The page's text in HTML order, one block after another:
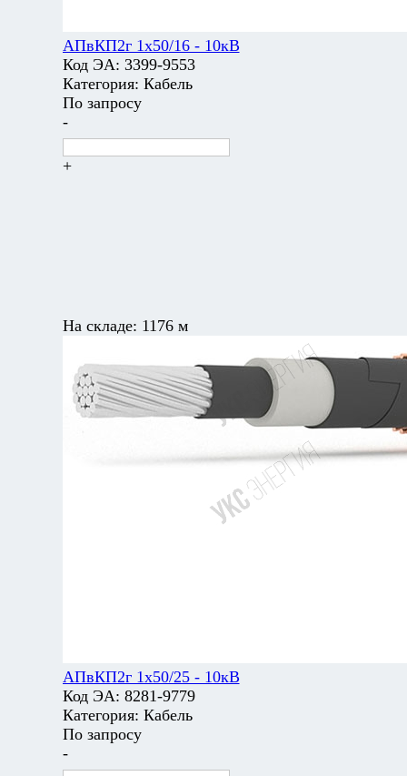
АПвКП2г 1х50/16 - 10кВ
Код ЭА: 3399-9553
Категория: Кабель
По запросу
-
+
На складе: 1176 м
АПвКП2г 1х50/25 - 10кВ
Код ЭА: 8281-9779
Категория: Кабель
По запросу
-